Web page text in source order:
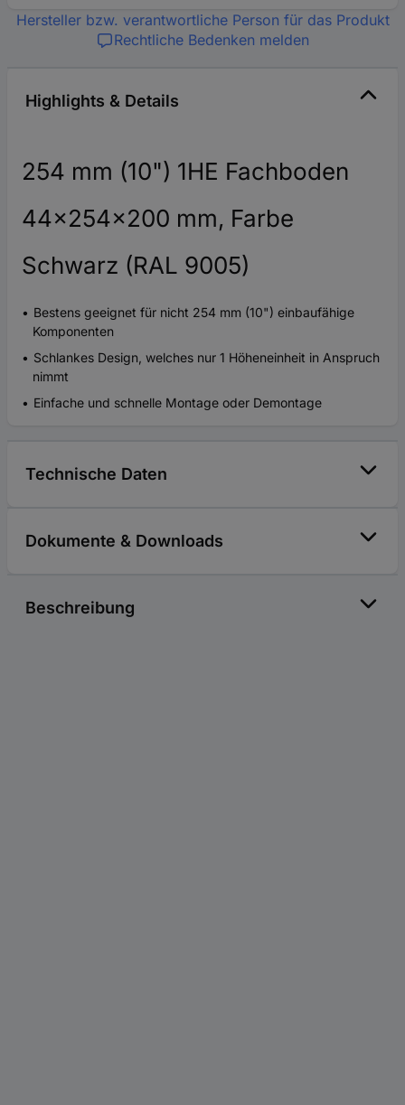
Hersteller bzw. verantwortliche Person für das Produkt
Rechtliche Bedenken melden
Highlights & Details
254 mm (10") 1HE Fachboden
44x254x200 mm, Farbe
Schwarz (RAL 9005)
Bestens geeignet für nicht 254 mm (10") einbaufähige
Komponenten
Schlankes Design, welches nur 1 Höheneinheit in Anspruch
nimmt
Einfache und schnelle Montage oder Demontage
Technische Daten
Dokumente & Downloads
Beschreibung